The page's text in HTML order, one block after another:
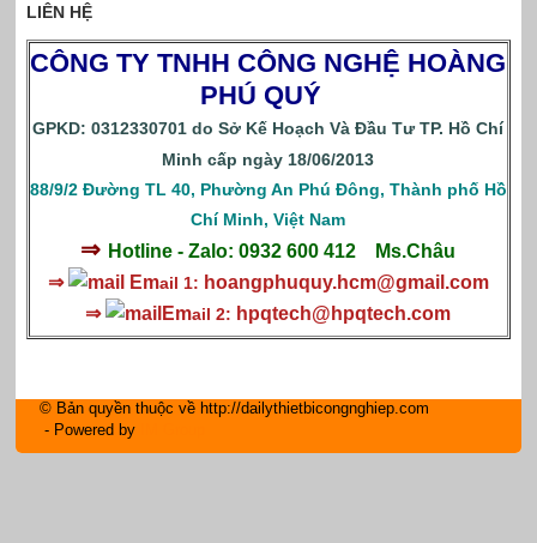
LIÊN HỆ
CÔNG TY TNHH CÔNG NGHỆ HOÀNG
PHÚ QUÝ
GPKD: 0312330701 do Sở Kế Hoạch Và Đầu Tư TP. Hồ Chí
Minh cấp ngày 18/06/2013
88/9/2 Đường TL 40, Phường An Phú Đông, Thành phố Hồ
Chí Minh, Việt Nam
⇒ Hotline - Zalo: 0932 600 412
Ms.Châu
⇒
Email 1: hoangphuquy.hcm@gmail.com
⇒
Email 2: hpqtech@hpqtech.com
© Bản quyền thuộc về http://dailythietbicongnghiep.com
- Powered by